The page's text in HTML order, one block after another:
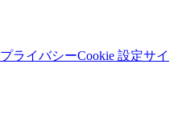
プライバシーCookie 設定サイ